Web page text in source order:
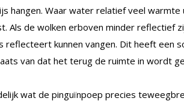
hangen. Waar water relatief veel
Als de wolken erboven minder reflectief
reflecteert kunnen vangen. Dit heeft een
van dat het terug de ruimte in wordt
wat de pinguïnpoep precies